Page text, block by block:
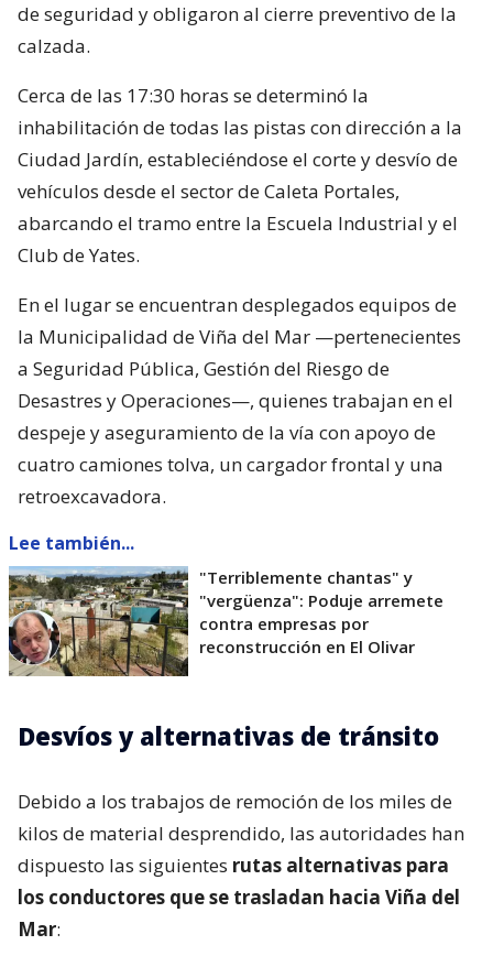
de seguridad y obligaron al cierre preventivo de la
calzada.
Cerca de las 17:30 horas se determinó la
inhabilitación de todas las pistas con dirección a la
Ciudad Jardín, estableciéndose el corte y desvío de
vehículos desde el sector de Caleta Portales,
abarcando el tramo entre la Escuela Industrial y el
Club de Yates.
En el lugar se encuentran desplegados equipos de
la Municipalidad de Viña del Mar —pertenecientes
a Seguridad Pública, Gestión del Riesgo de
Desastres y Operaciones—, quienes trabajan en el
despeje y aseguramiento de la vía con apoyo de
cuatro camiones tolva, un cargador frontal y una
retroexcavadora.
Lee también...
"Terriblemente chantas" y
"vergüenza": Poduje arremete
contra empresas por
reconstrucción en El Olivar
Desvíos y alternativas de tránsito
Debido a los trabajos de remoción de los miles de
kilos de material desprendido, las autoridades han
dispuesto las siguientes rutas alternativas para
los conductores que se trasladan hacia Viña del
Mar: